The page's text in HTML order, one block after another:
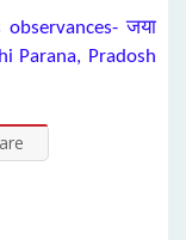
observances- जया
Parana, Pradosh